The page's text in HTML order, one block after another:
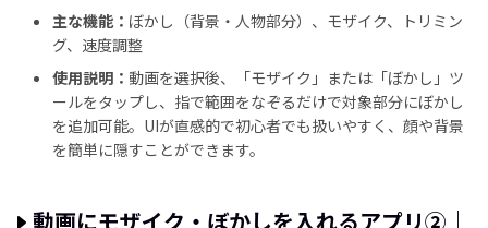
主な機能： ぼかし（背景・人物部分）、モザイク、トリミン
グ、速度調整
使用説明： 動画を選択後、「モザイク」または「ぼかし」ツ
ールをタップし、指で範囲をなぞるだけで対象部分にぼかし
を追加可能。UIが直感的で初心者でも扱いやすく、顔や背景
を簡単に隠すことができます。
動画にモザイク・ぼかしを入れるアプリ②｜